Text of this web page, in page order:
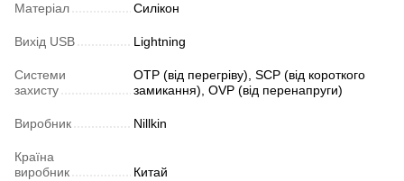
Матеріал Силікон
Вихід USB Lightning
Системи
захисту
OTP (від перегріву), SCP (від короткого
замикання), OVP (від перенапруги)
Виробник Nillkin
Країна
виробник
Китай